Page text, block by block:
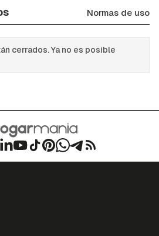
Normas de uso
cerrados. Ya no es posible